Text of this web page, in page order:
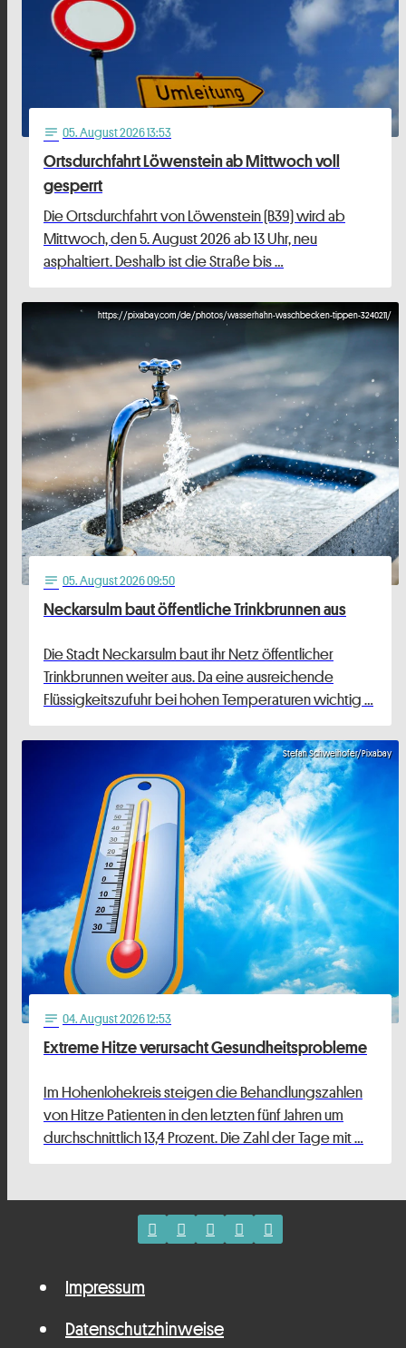
notes 05. August 2026 13:53
Ortsdurchfahrt Löwenstein ab Mittwoch voll
gesperrt
Die Ortsdurchfahrt von Löwenstein (B39) wird ab
Mittwoch, den 5. August 2026 ab 13 Uhr, neu
asphaltiert. Deshalb ist die Straße bis …
https://pixabay.com/de/photos/wasserhahn-waschbecken-tippen-3240211/
notes 05. August 2026 09:50
Neckarsulm baut öffentliche Trinkbrunnen aus
Die Stadt Neckarsulm baut ihr Netz öffentlicher
Trinkbrunnen weiter aus. Da eine ausreichende
Flüssigkeitszufuhr bei hohen Temperaturen wichtig …
Stefan Schweihofer/Pixabay
notes 04. August 2026 12:53
Extreme Hitze verursacht Gesundheitsprobleme
Im Hohenlohekreis steigen die Behandlungszahlen
von Hitze Patienten in den letzten fünf Jahren um
durchschnittlich 13,4 Prozent. Die Zahl der Tage mit …
Impressum
Datenschutzhinweise